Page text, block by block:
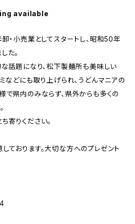
available
・小売業としてスタートし、昭和50年
た。
な話題になり、松下製麺所も美味しい
ミなどにも取り上げられ、うどんマニアの
で県内のみならず、県外からも多くの
寄りください。
ております。大切な方へのプレゼント